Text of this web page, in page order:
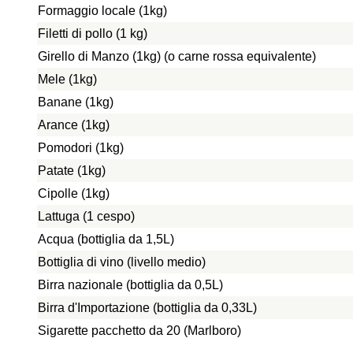
Formaggio locale (1kg)
Filetti di pollo (1 kg)
Girello di Manzo (1kg) (o carne rossa equivalente)
Mele (1kg)
Banane (1kg)
Arance (1kg)
Pomodori (1kg)
Patate (1kg)
Cipolle (1kg)
Lattuga (1 cespo)
Acqua (bottiglia da 1,5L)
Bottiglia di vino (livello medio)
Birra nazionale (bottiglia da 0,5L)
Birra d'Importazione (bottiglia da 0,33L)
Sigarette pacchetto da 20 (Marlboro)